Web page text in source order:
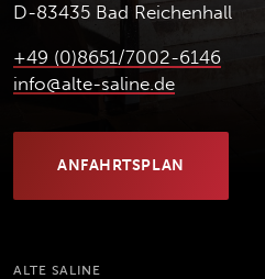
D-83435 Bad Reichenhall
+49 (0)8651/7002-6146
info@alte-saline.de
ANFAHRTSPLAN
(ÖFFNET IN NEUEM TAB)
ALTE SALINE